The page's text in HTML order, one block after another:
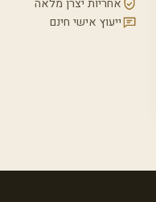
אחריות יצרן מלאה
ייעוץ אישי חינם